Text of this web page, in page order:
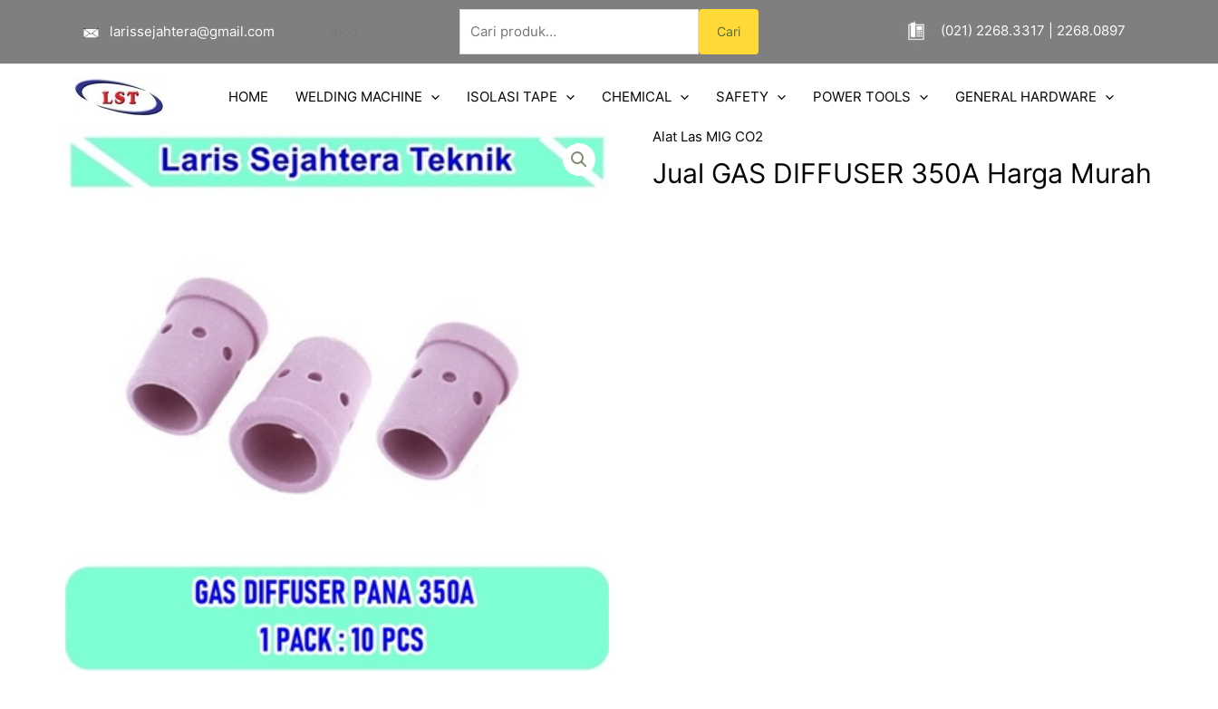
larissejahtera@gmail.com
Pencarian
untuk:
Cari (021) 2268.3317 | 2268.0897
HOME WELDING MACHINE ISOLASI TAPE CHEMICAL SAFETY POWER TOOLS GENERAL HARDWARE
Alat Las MIG CO2
Jual GAS DIFFUSER 350A Harga Murah